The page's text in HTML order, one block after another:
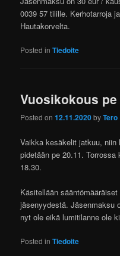
0039 57 tilille. Kerhotarroja
Hautakorvelta.
Posted in Tiedoite
Vuosikokous pe
Posted on12.11.2020byTero
Vaikka kesäkelit jatkuu,
pidetään pe 20.11.
18.30.
Käsitellään
jäsenyydestä. Jäsenmaksu
nyt ole eikä lumitilanne ole
Posted in Tiedoite